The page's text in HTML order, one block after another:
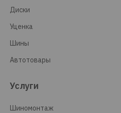
Диски
Уценка
Шины
Автотовары
Услуги
Шиномонтаж